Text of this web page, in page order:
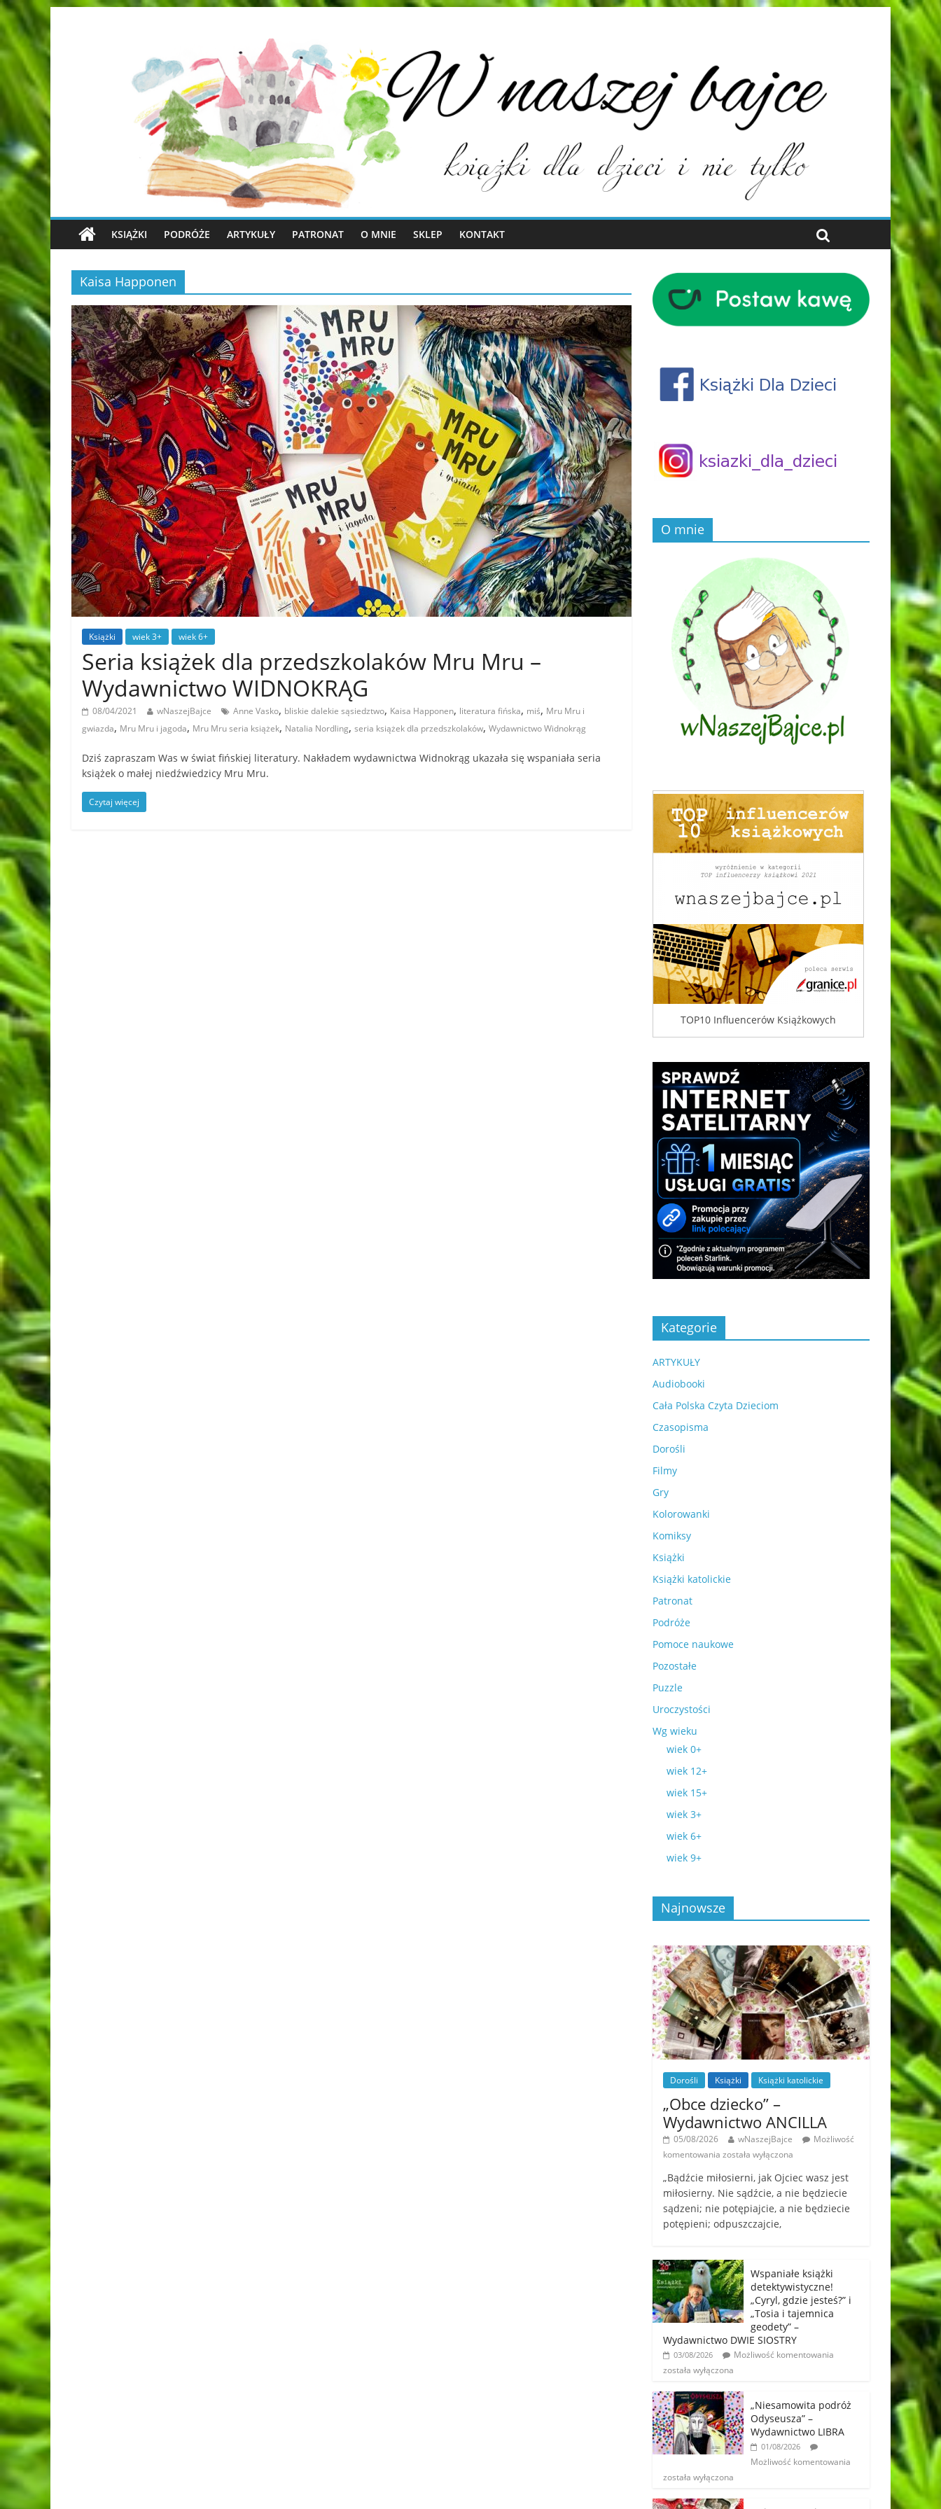
KSIĄŻKI PODRÓŻE ARTYKUŁY PATRONAT O MNIE SKLEP KONTAKT
Kaisa Happonen
Książki wiek 3+ wiek 6+
Seria książek dla przedszkolaków Mru Mru –
Wydawnictwo WIDNOKRĄG
08/04/2021 wNaszejBajce Anne Vasko, bliskie dalekie sąsiedztwo, Kaisa Happonen, literatura fińska, miś, Mru Mru i
gwiazda, Mru Mru i jagoda, Mru Mru seria książek, Natalia Nordling, seria książek dla przedszkolaków, Wydawnictwo Widnokrąg
Dziś zapraszam Was w świat fińskiej literatury. Nakładem wydawnictwa Widnokrąg ukazała się wspaniała seria
książek o małej niedźwiedzicy Mru Mru.
Czytaj więcej
O mnie
TOP10 Influencerów Książkowych
Kategorie
ARTYKUŁY
Audiobooki
Cała Polska Czyta Dzieciom
Czasopisma
Dorośli
Filmy
Gry
Kolorowanki
Komiksy
Książki
Książki katolickie
Patronat
Podróże
Pomoce naukowe
Pozostałe
Puzzle
Uroczystości
Wg wieku
wiek 0+
wiek 12+
wiek 15+
wiek 3+
wiek 6+
wiek 9+
Najnowsze
Dorośli Książki Książki katolickie
„Obce dziecko” –
Wydawnictwo ANCILLA
05/08/2026 wNaszejBajce
Możliwość
komentowania została wyłączona
„Bądźcie miłosierni, jak Ojciec wasz jest
miłosierny. Nie sądźcie, a nie będziecie
sądzeni; nie potępiajcie, a nie będziecie
potępieni; odpuszczajcie,
Wspaniałe książki
detektywistyczne!
„Cyryl, gdzie jesteś?” i
„Tosia i tajemnica
geodety” –
Wydawnictwo DWIE SIOSTRY
03/08/2026
Możliwość komentowania
została wyłączona
„Niesamowita podróż
Odyseusza” –
Wydawnictwo LIBRA
01/08/2026
Możliwość komentowania
została wyłączona